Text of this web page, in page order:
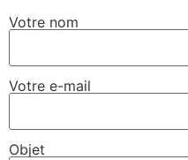
Votre nom
Votre e-mail
Objet